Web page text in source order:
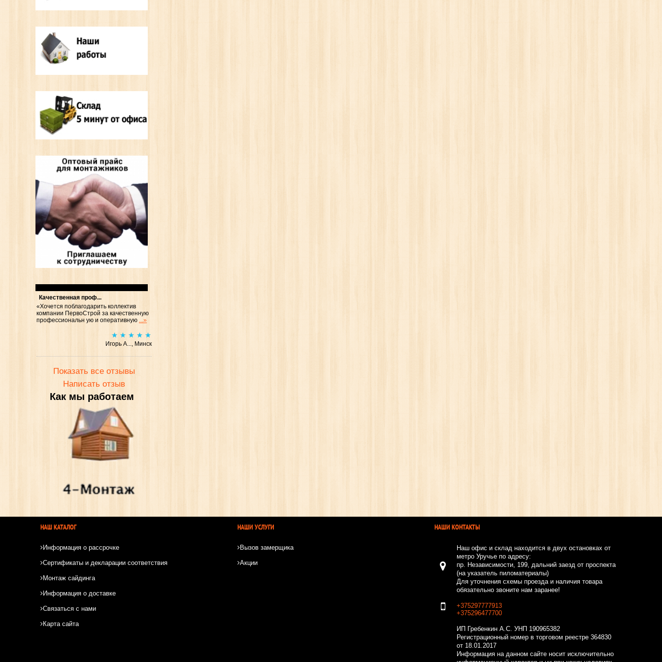
Качественная проф...
«Хочется поблагодарить коллектив
компании ПервоСтрой за качественную
профессиональн ую и оперативную ...»
Игорь А..., Минск
Показать все отзывы
Написать отзыв
Как мы работаем
НАШ КАТАЛОГ
Информация о рассрочке
Сертификаты и декларации соответствия
Монтаж сайдинга
Информация о доставке
Связаться с нами
Карта сайта
НАШИ УСЛУГИ
Вызов замерщика
Акции
НАШИ КОНТАКТЫ
Наш офис и склад находится в двух остановках от
метро Уручье по адресу:
пр. Независимости, 199, дальний заезд от проспекта
(на указатель пиломатериалы)
Для уточнения схемы проезда и наличия товара
обязательно звоните нам заранее!
+375297777913
+375296477700
ИП Гребенкин А.С. УНП 190965382
Регистрационный номер в торговом реестре 364830
от 18.01.2017
Информация на данном сайте носит исключительно